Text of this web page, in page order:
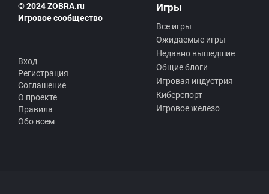
© 2024 ZOBRA.ru
Игровое сообщество
Вход
Регистрация
Соглашение
О проекте
Правила
Обо всем
Игры
Все игры
Ожидаемые игры
Недавно вышедшие
Общие блоги
Игровая индустрия
Киберспорт
Игровое железо